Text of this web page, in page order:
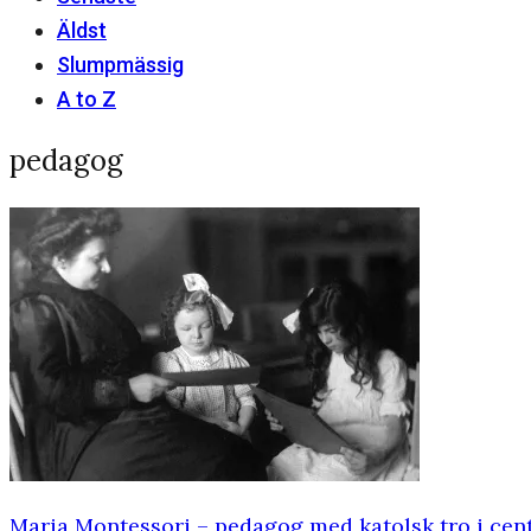
Äldst
Slumpmässig
A to Z
pedagog